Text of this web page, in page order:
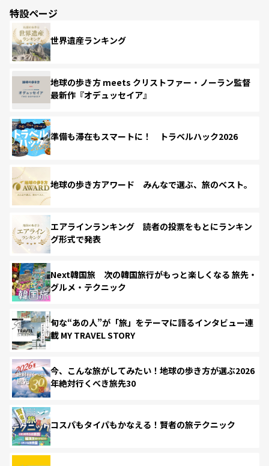
特設ページ
世界遺産ランキング
地球の歩き方 meets クリストファー・ノーラン監督
最新作『オデュッセイア』
準備も滞在もスマートに！ トラベルハック2026
地球の歩き方アワード みんなで選ぶ、旅のベスト。
エアラインランキング 読者の投票をもとにランキン
グ形式で発表
Next韓国旅 次の韓国旅行がもっと楽しくなる 旅先・
グルメ・テクニック
旬な“あの人”が「旅」をテーマに語るインタビュー連
載 MY TRAVEL STORY
今、こんな旅がしてみたい！地球の歩き方が選ぶ2026
年絶対行くべき旅先30
コスパもタイパもかなえる！賢者の旅テクニック